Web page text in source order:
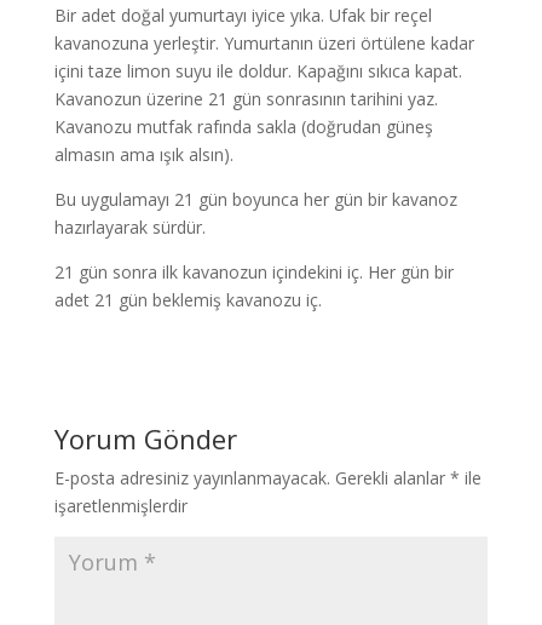
Bir adet doğal yumurtayı iyice yıka. Ufak bir reçel
kavanozuna yerleştir. Yumurtanın üzeri örtülene kadar
içini taze limon suyu ile doldur. Kapağını sıkıca kapat.
Kavanozun üzerine 21 gün sonrasının tarihini yaz.
Kavanozu mutfak rafında sakla (doğrudan güneş
almasın ama ışık alsın).
Bu uygulamayı 21 gün boyunca her gün bir kavanoz
hazırlayarak sürdür.
21 gün sonra ilk kavanozun içindekini iç. Her gün bir
adet 21 gün beklemiş kavanozu iç.
Yorum Gönder
E-posta adresiniz yayınlanmayacak. Gerekli alanlar * ile
işaretlenmişlerdir